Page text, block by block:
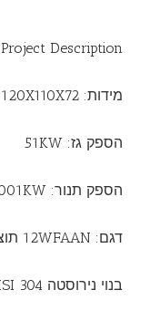
Project Description
מידות: 120X110X72 ס"מ
הספק גז: 51KW
הספק תנור: 0,001KW
דגם: 12WFAAN תוצרת: ANGELO PO איטליה
בנוי נירוסטה AISI 304